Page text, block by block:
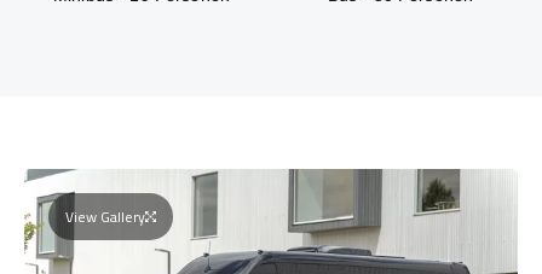
View Gallery